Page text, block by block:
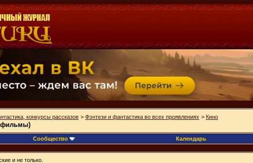
конкурсы рассказов > Фэнтези и фантастика во всех проявлениях > Кино
фильмы)
Сообщество Календарь
и не только.